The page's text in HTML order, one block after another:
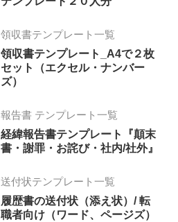
領収書テンプレート一覧
領収書テンプレート_A4で２枚
セット（エクセル・ナンバー
ズ）
報告書 テンプレート一覧
経緯報告書テンプレート『顛末
書・謝罪・お詫び・社内/社外』
送付状テンプレート一覧
履歴書の送付状（添え状）/ 転
職者向け（ワード、ページズ）